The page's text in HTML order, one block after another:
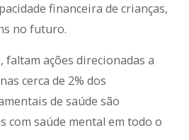
financeira de crianças,
no futuro.
ações direcionadas a
cerca de 2% dos
de saúde são
com saúde mental em todo o